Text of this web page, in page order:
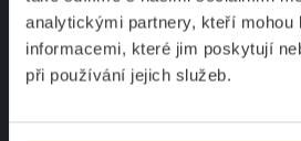
analytickými partnery, kteří mohou
informacemi, které jim poskytují
při používání jejich služeb.